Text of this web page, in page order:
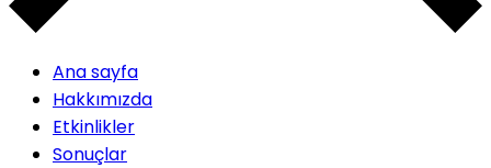
Ana sayfa
Hakkımızda
Etkinlikler
Sonuçlar